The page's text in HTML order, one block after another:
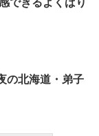
できるよくばり
の北海道・弟子